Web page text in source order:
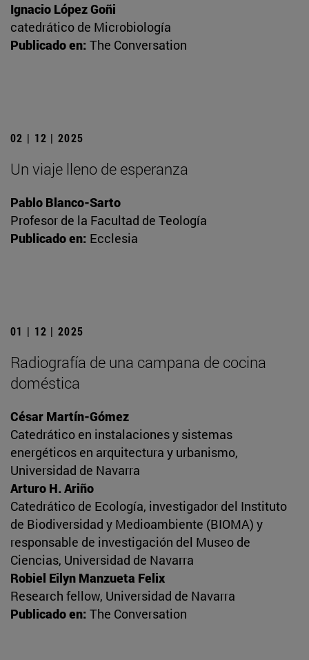
Ignacio López Goñi
catedrático de Microbiología
Publicado en: The Conversation
02 | 12 | 2025
Un viaje lleno de esperanza
Pablo Blanco-Sarto
Profesor de la Facultad de Teología
Publicado en: Ecclesia
01 | 12 | 2025
Radiografía de una campana de cocina
doméstica
César Martín-Gómez
Catedrático en instalaciones y sistemas
energéticos en arquitectura y urbanismo,
Universidad de Navarra
Arturo H. Ariño
Catedrático de Ecología, investigador del Instituto
de Biodiversidad y Medioambiente (BIOMA) y
responsable de investigación del Museo de
Ciencias, Universidad de Navarra
Robiel Eilyn Manzueta Felix
Research fellow, Universidad de Navarra
Publicado en: The Conversation